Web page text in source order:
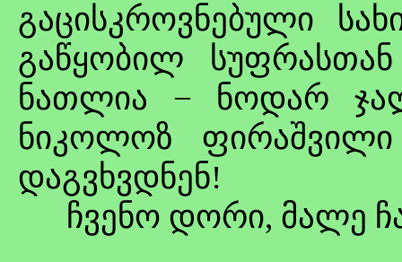
გაცისკროვნებული
გაწყობილ
ნათლია − ნოდარ
ნიკოლოზ
დაგვხვდნენ!
ჩვენო დორი, მალე